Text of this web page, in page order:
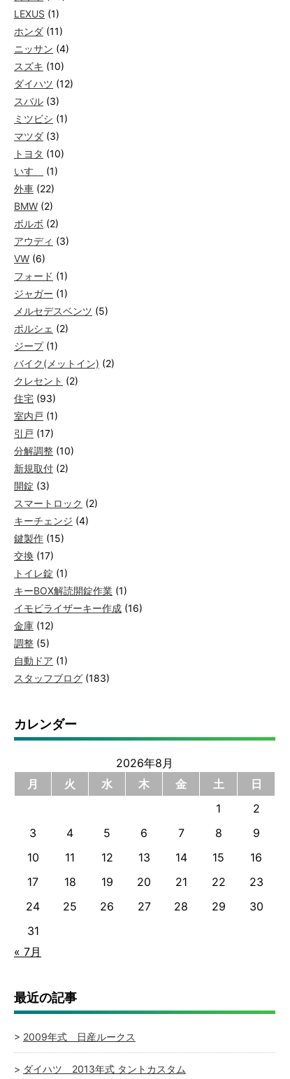
LEXUS (1)
ホンダ (11)
ニッサン (4)
スズキ (10)
ダイハツ (12)
スバル (3)
ミツビシ (1)
マツダ (3)
トヨタ (10)
いすゞ
(1)
外車 (22)
BMW (2)
ボルボ (2)
アウディ (3)
VW (6)
フォード (1)
ジャガー (1)
メルセデスベンツ (5)
ポルシェ (2)
ジープ(1)
バイク(メットイン) (2)
クレセント (2)
住宅 (93)
室内戸 (1)
引戸 (17)
分解調整 (10)
新規取付 (2)
開錠 (3)
スマートロック (2)
キーチェンジ (4)
鍵製作 (15)
交換 (17)
トイレ錠 (1)
キーBOX解読開錠作業 (1)
イモビライザーキー作成 (16)
金庫 (12)
調整 (5)
自動ドア (1)
スタッフブログ (183)
カレンダー
2026年8月
月
火 水 木 金 土
日
1
2
3
4 5 6 7 8
9
10
11 12 13 14 15
16
17
18 19 20 21 22
23
24
25 26 27 28 29
30
31
« 7月
最近の記事
2009年式 日産ルークス
ダイハツ 2013年式 タントカスタム